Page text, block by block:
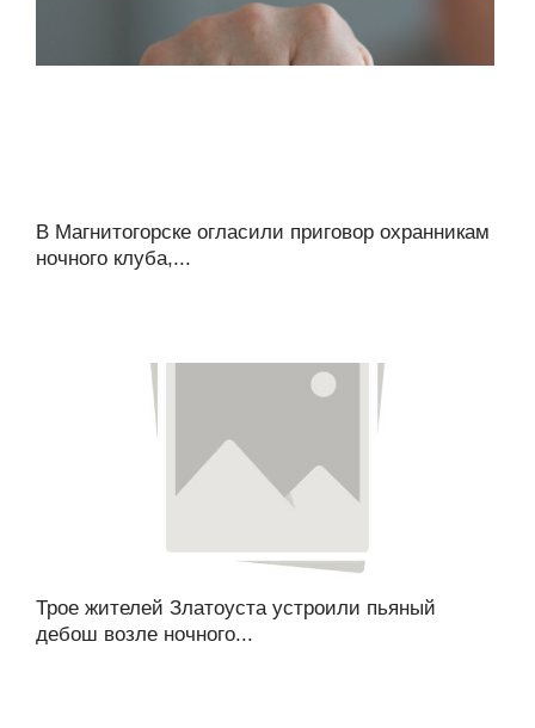
В Магнитогорске огласили приговор охранникам
ночного клуба,...
Трое жителей Златоуста устроили пьяный
дебош возле ночного...